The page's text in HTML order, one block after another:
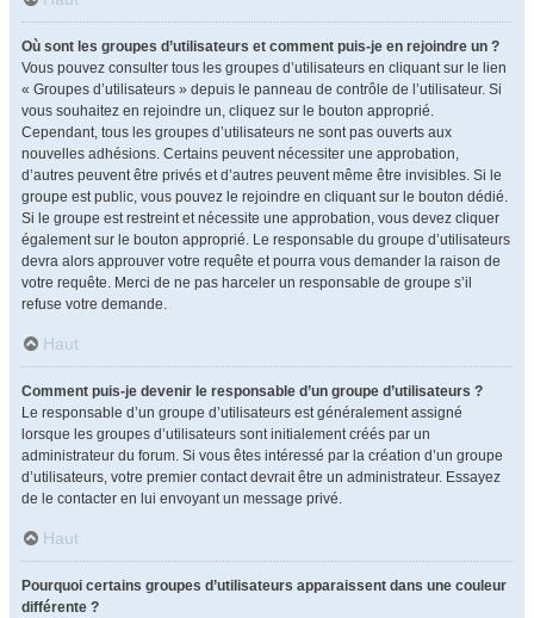
Où sont les groupes d’utilisateurs et comment puis-je en rejoindre un ?
Vous pouvez consulter tous les groupes d’utilisateurs en cliquant sur le lien
« Groupes d’utilisateurs » depuis le panneau de contrôle de l’utilisateur. Si
vous souhaitez en rejoindre un, cliquez sur le bouton approprié.
Cependant, tous les groupes d’utilisateurs ne sont pas ouverts aux
nouvelles adhésions. Certains peuvent nécessiter une approbation,
d’autres peuvent être privés et d’autres peuvent même être invisibles. Si le
groupe est public, vous pouvez le rejoindre en cliquant sur le bouton dédié.
Si le groupe est restreint et nécessite une approbation, vous devez cliquer
également sur le bouton approprié. Le responsable du groupe d’utilisateurs
devra alors approuver votre requête et pourra vous demander la raison de
votre requête. Merci de ne pas harceler un responsable de groupe s’il
refuse votre demande.
Haut
Comment puis-je devenir le responsable d’un groupe d’utilisateurs ?
Le responsable d’un groupe d’utilisateurs est généralement assigné
lorsque les groupes d’utilisateurs sont initialement créés par un
administrateur du forum. Si vous êtes intéressé par la création d’un groupe
d’utilisateurs, votre premier contact devrait être un administrateur. Essayez
de le contacter en lui envoyant un message privé.
Haut
Pourquoi certains groupes d’utilisateurs apparaissent dans une couleur
différente ?